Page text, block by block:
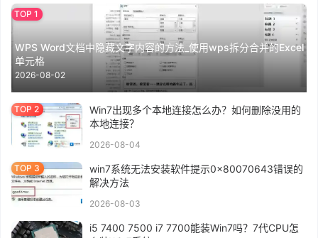
WPS Word文档中隐藏文字内容的方法_使用wps拆分合并的Excel
单元格
2026-08-02
Win7出现多个本地连接怎么办？如何删除没用的
本地连接？
2026-08-04
win7系统无法安装软件提示0x80070643错误的
解决方法
2026-08-03
i5 7400 7500 i7 7700能装Win7吗？7代CPU怎